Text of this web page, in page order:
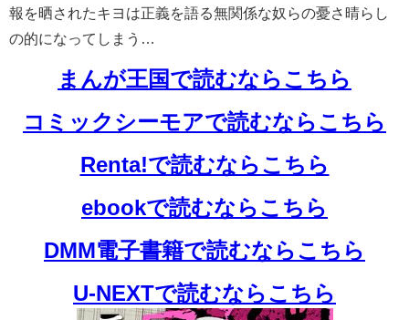
報を晒されたキヨは正義を語る無関係な奴らの憂さ晴らし
の的になってしまう…
まんが王国で読むならこちら
コミックシーモアで読むならこちら
Renta!で読むならこちら
ebookで読むならこちら
DMM電子書籍で読むならこちら
U-NEXTで読むならこちら